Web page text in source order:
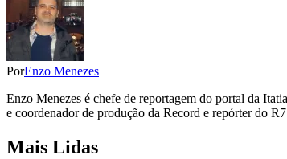
PorEnzo Menezes
Enzo Menezes é chefe de reportagem do portal da
e coordenador de produção da Record e repórter do
Mais Lidas